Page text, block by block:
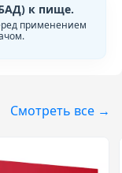
к пище.
применением
Смотреть все →